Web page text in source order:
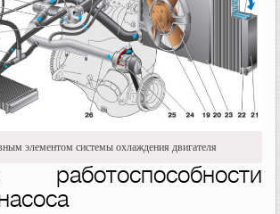
элементом системы охлаждения двигателя
работоспособности